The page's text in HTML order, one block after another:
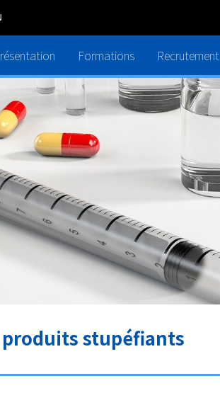
Formations Recrutement
produits stupéfiants